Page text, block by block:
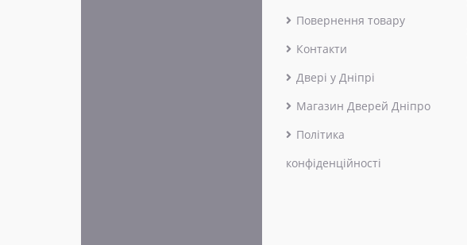
Повернення товару
Контакти
Двері у Дніпрі
Магазин Дверей Дніпро
Політика
конфіденційності